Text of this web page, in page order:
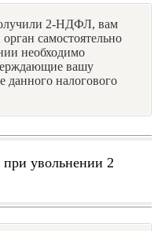
2-НДФЛ, вам
самостоятельно
необходимо
вашу
данного налогового
при увольнении 2